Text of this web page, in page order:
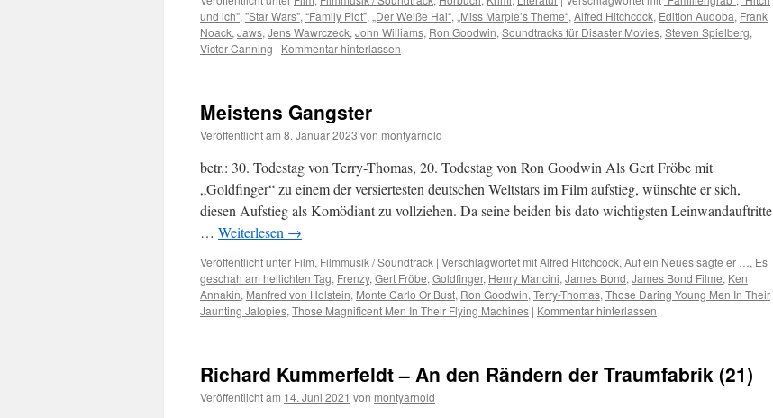
und ich", "Star Wars", “Family Plot”, „Der Weiße Hai“, „Miss Marple’s Theme“, Alfred Hitchcock, Edition Audoba, Frank
Noack, Jaws, Jens Wawrczeck, John Williams, Ron Goodwin, Soundtracks für Disaster Movies, Steven Spielberg,
Victor Canning | Kommentar hinterlassen
Meistens Gangster
Veröffentlicht am 8. Januar 2023 von montyarnold
betr.: 30. Todestag von Terry-Thomas, 20. Todestag von Ron Goodwin Als Gert Fröbe mit
„Goldfinger“ zu einem der versiertesten deutschen Weltstars im Film aufstieg, wünschte er sich,
diesen Aufstieg als Komödiant zu vollziehen. Da seine beiden bis dato wichtigsten Leinwandauftritte
… Weiterlesen →
Veröffentlicht unter Film, Filmmusik / Soundtrack | Verschlagwortet mitAlfred Hitchcock, Auf ein Neues sagte er … , Es
geschah am hellichten Tag, Frenzy, Gert Fröbe, Goldfinger, Henry Mancini, James Bond, James Bond Filme, Ken
Annakin, Manfred von Holstein, Monte Carlo Or Bust, Ron Goodwin, Terry-Thomas, Those Daring Young Men In Their
Jaunting Jalopies, Those Magnificent Men In Their Flying Machines | Kommentar hinterlassen
Richard Kummerfeldt – An den Rändern der Traumfabrik (21)
Veröffentlicht am 14. Juni 2021 von montyarnold